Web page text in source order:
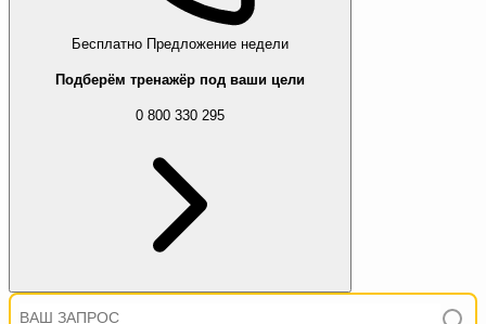
Бесплатно Предложение недели
Подберём тренажёр под ваши цели
0 800 330 295